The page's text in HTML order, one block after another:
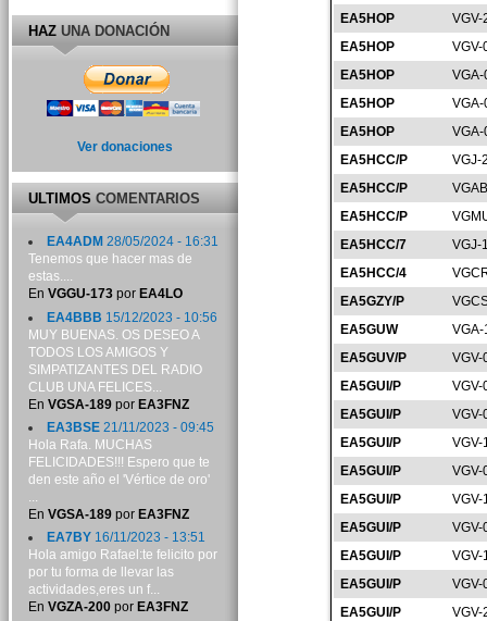
EA5HOP
VGV-
EA5HOP
VGV-
EA5HOP
EA5HOP
EA5HOP
EA5HCC/P
VGJ-
EA5HCC/P
EA5HCC/P
EA5HCC/7
VGJ-
EA5HCC/4
EA5GZY/P
EA5GUW
EA5GUV/P
VGV-
EA5GUI/P
VGV-
EA5GUI/P
VGV-
EA5GUI/P
VGV-
EA5GUI/P
VGV-
EA5GUI/P
VGV-
EA5GUI/P
VGV-
EA5GUI/P
VGV-
EA5GUI/P
VGV-
EA5GUI/P
VGV-
HAZUNA DONACIÓN
Ver donaciones
ULTIMOSCOMENTARIOS
EA4ADM 28/05/2024 - 16:31
Tenemos que hacer mas de
estas....
En VGGU-173por EA4LO
EA4BBB 15/12/2023 - 10:56
MUY BUENAS. OS DESEO A
TODOS LOS AMIGOS Y
SIMPATIZANTES DEL RADIO
CLUB UNA FELICES...
En VGSA-189por EA3FNZ
EA3BSE21/11/2023 - 09:45
Hola Rafa. MUCHAS
FELICIDADES!!! Espero que te
den este año el 'Vértice de oro'
...
En VGSA-189por EA3FNZ
EA7BY16/11/2023 - 13:51
Hola amigo Rafael:te felicito por
por tu forma de llevar las
actividades,eres un f...
En VGZA-200por EA3FNZ